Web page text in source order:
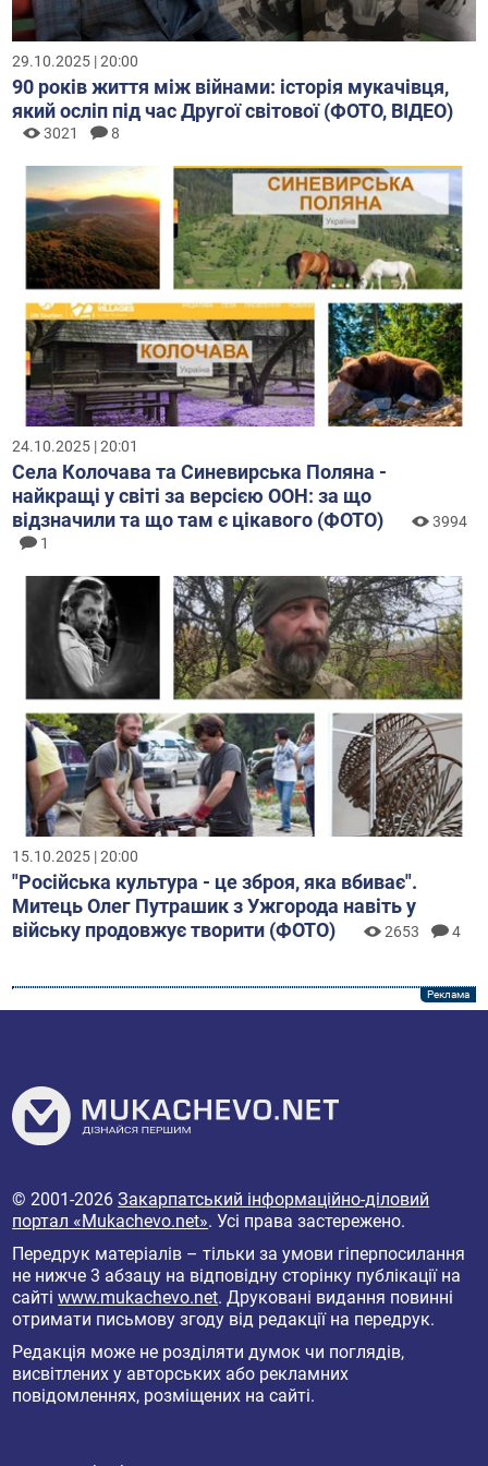
29.10.2025 | 20:00
90 років життя між війнами: історія мукачівця,
який осліп під час Другої світової (ФОТО, ВІДЕО)
3021 8
24.10.2025 | 20:01
Села Колочава та Синевирська Поляна -
найкращі у світі за версією ООН: за що
відзначили та що там є цікавого (ФОТО)
3994
1
15.10.2025 | 20:00
"Російська культура - це зброя, яка вбиває".
Митець Олег Путрашик з Ужгорода навіть у
війську продовжує творити (ФОТО)
2653 4
© 2001-2026Закарпатський інформаційно-діловий
портал «Mukachevo.net». Усі права застережено.
Передрук матеріалів – тільки за умови гіперпосилання
не нижче 3 абзацу на відповідну сторінку публікації на
сайтіwww.mukachevo.net. Друковані видання повинні
отримати письмову згоду від редакції на передрук.
Редакція може не розділяти думок чи поглядів,
висвітлених у авторських або рекламних
повідомленнях, розміщених на сайті.